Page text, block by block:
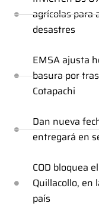
agrícolas para
desastres
EMSA ajusta
basura por
Cotapachi
Dan nueva
entregará en
COD bloquea
Quillacollo, en
país